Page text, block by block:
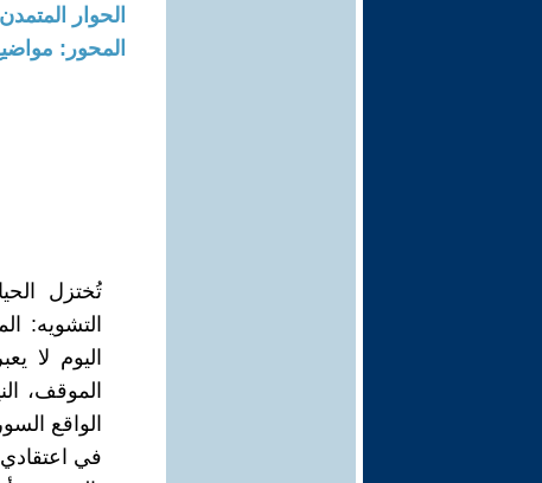
الحوار المتمدن-العدد: 8322 -
المحور:
تُختزل
التشويه:
اليوم لا
الموقف،
الواقع
في